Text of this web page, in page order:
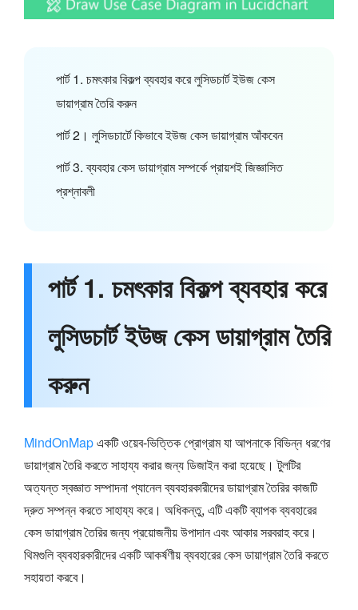
পার্ট 1. চমৎকার বিকল্প ব্যবহার করে লুসিডচার্ট ইউজ কেস
ডায়াগ্রাম তৈরি করুন
পার্ট 2। লুসিডচার্টে কিভাবে ইউজ কেস ডায়াগ্রাম আঁকবেন
পার্ট 3. ব্যবহার কেস ডায়াগ্রাম সম্পর্কে প্রায়শই জিজ্ঞাসিত
প্রশ্নাবলী
পার্ট 1. চমৎকার বিকল্প ব্যবহার করে
লুসিডচার্ট ইউজ কেস ডায়াগ্রাম তৈরি
করুন
MindOnMapএকটি ওয়েব-ভিত্তিক প্রোগ্রাম যা আপনাকে বিভিন্ন ধরণের
ডায়াগ্রাম তৈরি করতে সাহায্য করার জন্য ডিজাইন করা হয়েছে। টুলটির
অত্যন্ত স্বজ্ঞাত সম্পাদনা প্যানেল ব্যবহারকারীদের ডায়াগ্রাম তৈরির কাজটি
দ্রুত সম্পন্ন করতে সাহায্য করে। অধিকন্তু, এটি একটি ব্যাপক ব্যবহারের
কেস ডায়াগ্রাম তৈরির জন্য প্রয়োজনীয় উপাদান এবং আকার সরবরাহ করে।
থিমগুলি ব্যবহারকারীদের একটি আকর্ষণীয় ব্যবহারের কেস ডায়াগ্রাম তৈরি করতে
সহায়তা করবে।